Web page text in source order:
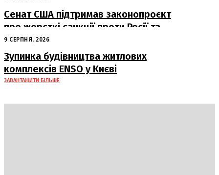
Сенат США підтримав законопроєкт
про жорсткі санкції проти Росії та
Ірану
9 СЕРПНЯ, 2026
Зупинка будівництва житлових
комплексів ENSO у Києві
ЗАВАНТАЖИТИ БІЛЬШЕ